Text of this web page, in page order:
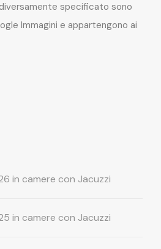
specificato sono
Immagini e appartengono ai
in camere con Jacuzzi
in camere con Jacuzzi